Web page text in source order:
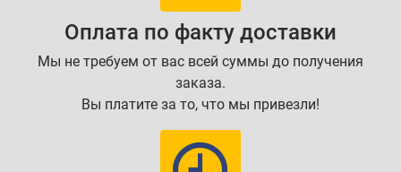
Оплата по факту доставки
Мы не требуем от вас всей суммы до получения
заказа.
Вы платите за то, что мы привезли!